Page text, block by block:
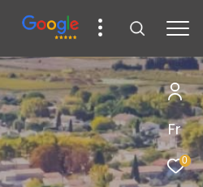
Fr
0